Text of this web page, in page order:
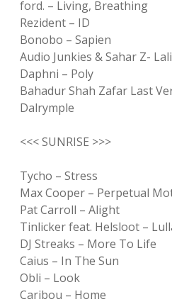
ford. – Living, Breathing
Rezident – ID
Bonobo – Sapien
Audio Junkies & Sahar Z-
Daphni – Poly
Bahadur Shah Zafar Last
Dalrymple
<<< SUNRISE >>>
Tycho – Stress
Max Cooper – Perpetual
Pat Carroll – Alight
Tinlicker feat. Helsloot –
DJ Streaks – More To Life
Caius – In The Sun
Obli – Look
Caribou – Home